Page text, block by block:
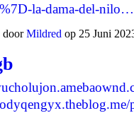
la-dama-del-nilo…
doorMildred op 25 Juni